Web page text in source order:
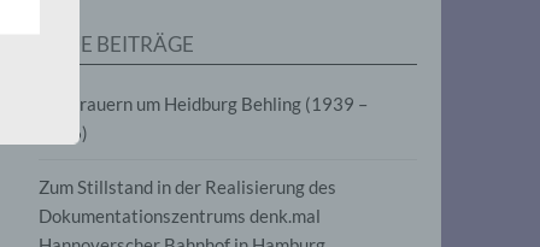
NEUE BEITRÄGE
Wir trauern um Heidburg Behling (1939 –
2026)
Zum Stillstand in der Realisierung des
Dokumentationszentrums denk.mal